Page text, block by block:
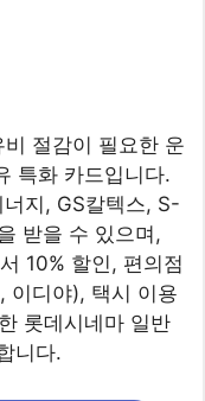
절감이 필요한 운
특화 카드입니다.
지, GS칼텍스, S-
받을 수 있으며,
10% 할인, 편의점
이디야), 택시 이용
롯데시네마 일반
니다.